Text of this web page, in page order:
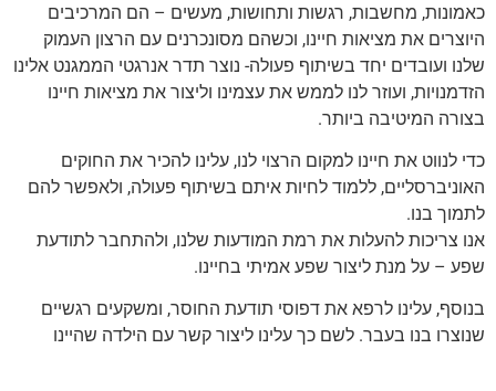
כאמונות, מחשבות, רגשות ותחושות, מעשים – הם המרכיבים
היוצרים את מציאות חיינו, וכשהם מסונכרנים עם הרצון העמוק
שלנו ועובדים יחד בשיתוף פעולה- נוצר תדר אנרגטי הממגנט אלינו
הזדמנויות, ועוזר לנו לממש את עצמינו וליצור את מציאות חיינו
בצורה המיטיבה ביותר.
כדי לנווט את חיינו למקום הרצוי לנו, עלינו להכיר את החוקים
האוניברסליים, ללמוד לחיות איתם בשיתוף פעולה, ולאפשר להם
לתמוך בנו.
אנו צריכות להעלות את רמת המודעות שלנו, ולהתחבר לתודעת
שפע – על מנת ליצור שפע אמיתי בחיינו.
בנוסף, עלינו לרפא את דפוסי תודעת החוסר, ומשקעים רגשיים
שנוצרו בנו בעבר. לשם כך עלינו ליצור קשר עם הילדה שהיינו